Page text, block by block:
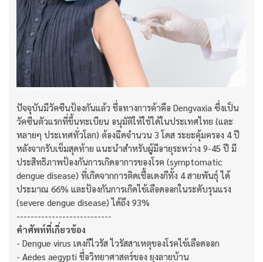
ปัจจุบันมีวัคซีนป้องกันแล้ว ชื่อทางการค้าคือ Dengvaxia ซึ่งเป็น
วัคซีนตัวแรกที่ขึ้นทะเบียน อนุมัติให้ใช้ได้ในประเทศไทย (และ
หลายๆ ประเทศทั่วโลก) ต้องฉีดจำนวน 3 โดส ระยะคุ้มครอง 4 ปี
หลังจากรับเข็มสุดท้าย แนะนำสำหรับผู้มีอายุระหว่าง 9-45 ปี มี
ประสิทธิภาพป้องกันการเกิดอาการของโรค (symptomatic
dengue disease) ที่เกิดจากการติดเชื้อเดงกีทั้ง 4 สายพันธุ์ ได้
ประมาณ 66% และป้องกันการเกิดไข้เลือดออกในระดับรุนแรง
(severe dengue disease) ได้ถึง 93%
---------------------------
คำศัพท์ที่เกี่ยวข้อง
- Dengue virus เดงกีไวรัส ไวรัสสาเหตุของโรคไข้เลือดออก
- Aedes aegypti ชื่อวิทยาศาสตร์ของ ยุงลายบ้าน